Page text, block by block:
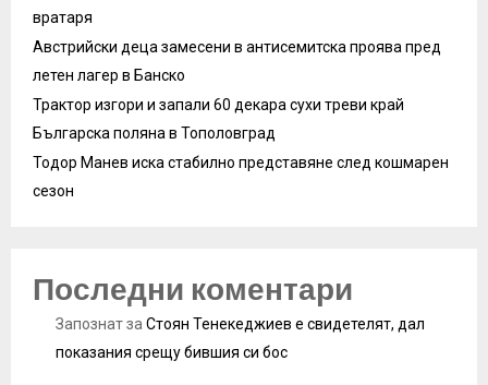
вратаря
Австрийски деца замесени в антисемитска проява пред
летен лагер в Банско
Трактор изгори и запали 60 декара сухи треви край
Българска поляна в Тополовград
Тодор Манев иска стабилно представяне след кошмарен
сезон
Последни коментари
Запознатза Стоян Тенекеджиев е свидетелят, дал
показания срещу бившия си бос